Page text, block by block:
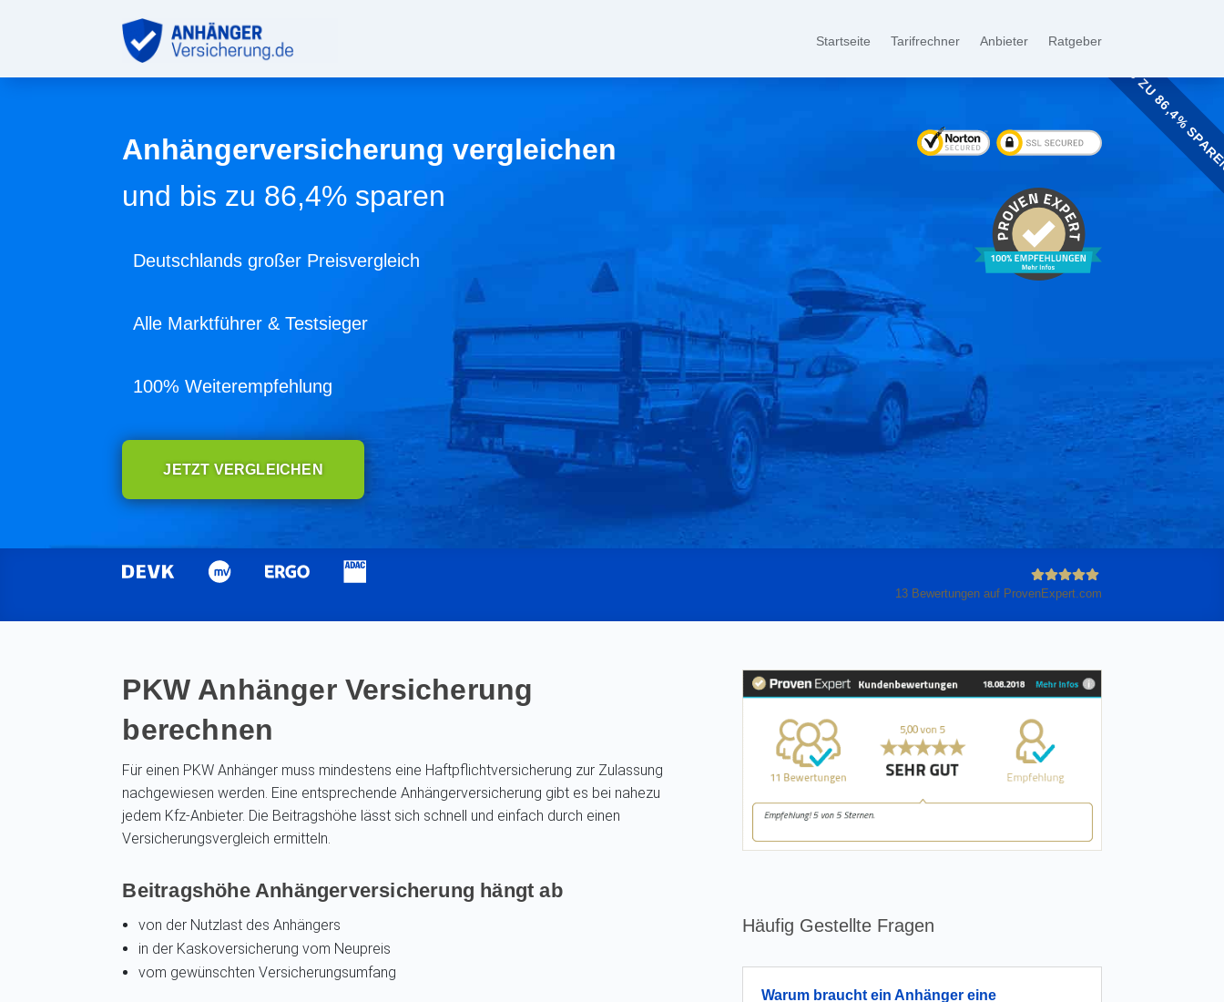
Startseite Tarifrechner Anbieter Ratgeber
Anhängerversicherung vergleichen
und bis zu 86,4% sparen
Deutschlands großer Preisvergleich
Alle Marktführer & Testsieger
100% Weiterempfehlung
JETZT VERGLEICHEN
GmbH
13Bewertungen auf ProvenExpert.com
PKW Anhänger Versicherung
berechnen
Für einen PKW Anhänger muss mindestens eine Haftpflichtversicherung zur Zulassung
nachgewiesen werden. Eine entsprechende Anhängerversicherung gibt es bei nahezu
jedem Kfz-Anbieter. Die Beitragshöhe lässt sich schnell und einfach durch einen
Versicherungsvergleich ermitteln.
Beitragshöhe Anhängerversicherung hängt ab
von der Nutzlast des Anhängers
in der Kaskoversicherung vom Neupreis
vom gewünschten Versicherungsumfang
Häufig Gestellte Fragen
Warum braucht ein Anhänger eine